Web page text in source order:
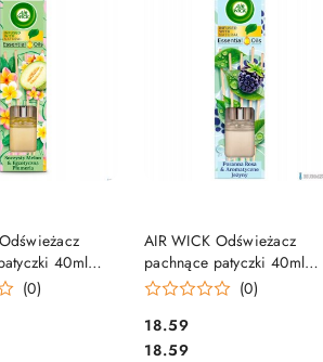
40ml
(0)
KOSZYKA
AIR WICK Odświeżacz
pachnące patyczki 40ml
Poranna Rosa &
(0)
Cena:
18.59
Cena:
18.59
DO KOSZYKA